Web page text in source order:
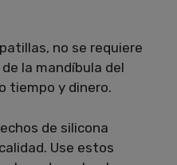
no se requiere
la mandíbula del
tiempo y dinero.
de silicona
Use estos